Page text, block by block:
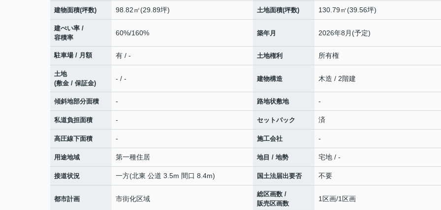
建物面積(坪数) 98.82㎡(29.89坪) 土地面積(坪数) 130.79㎡(39.56坪)
建ぺい率 /
容積率
60%/160% 築年月 2026年8月(予定)
駐車場 / 月額 有 / - 土地権利 所有権
土地
(敷金 / 保証金)
- / - 建物構造 木造 / 2階建
傾斜地部分面積 - 路地状敷地 -
私道負担面積 - セットバック 済
高圧線下面積 - 施工会社 -
用途地域 第一種住居 地目 / 地勢 宅地 / -
接道状況 一方(北東 公道 3.5m 間口 8.4m) 国土法届出要否 不要
都市計画 市街化区域
総区画数 /
販売区画数
1区画/1区画